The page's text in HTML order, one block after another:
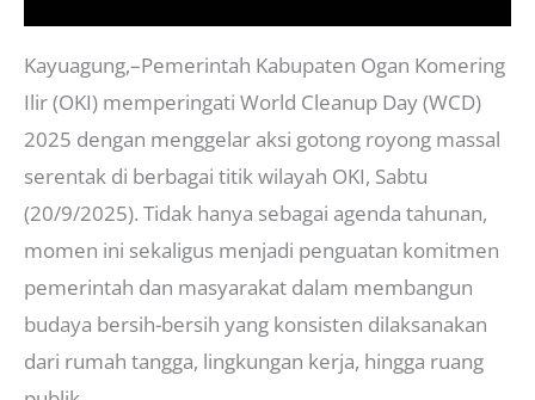
Kayuagung,–Pemerintah Kabupaten Ogan Komering
Ilir (OKI) memperingati World Cleanup Day (WCD)
2025 dengan menggelar aksi gotong royong massal
serentak di berbagai titik wilayah OKI, Sabtu
(20/9/2025). Tidak hanya sebagai agenda tahunan,
momen ini sekaligus menjadi penguatan komitmen
pemerintah dan masyarakat dalam membangun
budaya bersih-bersih yang konsisten dilaksanakan
dari rumah tangga, lingkungan kerja, hingga ruang